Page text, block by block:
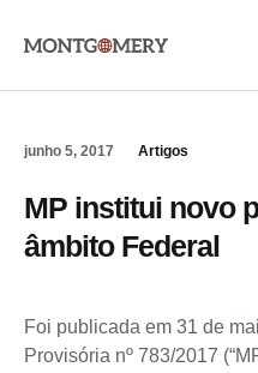
junho 5, 2017 Artigos
MP institui novo
âmbito Federal
Foi publicada em 31 de
Provisória nº 783/2017